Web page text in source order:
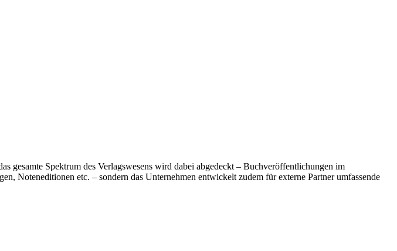
gesamte Spektrum des Verlagswesens wird dabei abgedeckt – Buchveröffentlichungen im
Noteneditionen etc. – sondern das Unternehmen entwickelt zudem für externe Partner umfassende